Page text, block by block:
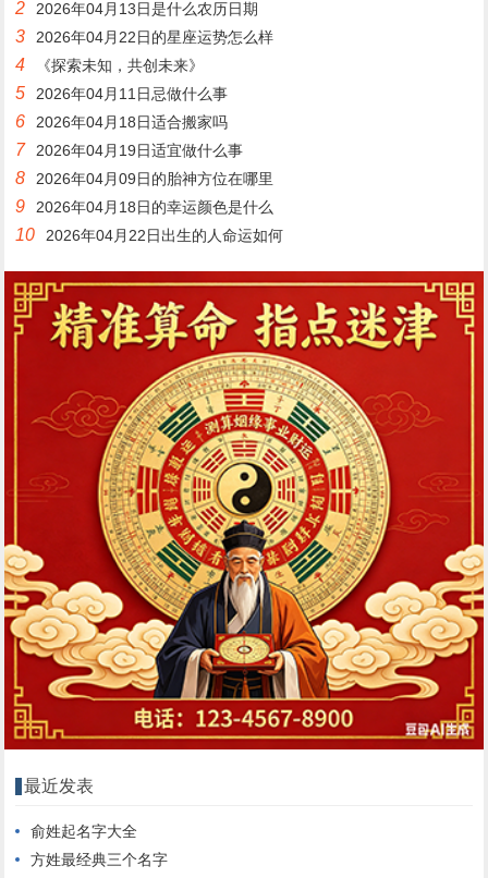
2 2026年04月13日是什么农历日期
3 2026年04月22日的星座运势怎么样
4 《探索未知，共创未来》
5 2026年04月11日忌做什么事
6 2026年04月18日适合搬家吗
7 2026年04月19日适宜做什么事
8 2026年04月09日的胎神方位在哪里
9 2026年04月18日的幸运颜色是什么
10 2026年04月22日出生的人命运如何
最近发表
俞姓起名字大全
方姓最经典三个名字